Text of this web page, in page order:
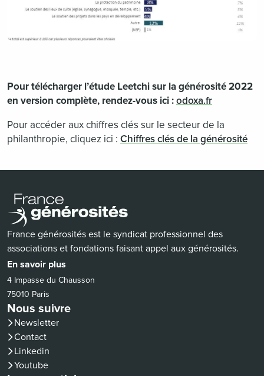
Pour télécharger l’étude Leetchi sur la générosité 2022
en version complète, rendez-vous ici :odoxa.fr
Pour accéder aux chiffres clés sur le secteur de la
philanthropie, cliquez ici : Chiffres clés de la générosité
France générosités est le syndicat professionnel des
associations et fondations faisant appel aux générosités.
En savoir plus
4 Impasse du Chausson
75010 Paris
Nous suivre
Newsletter
Contact
Linkedin
(nouvelle fenêtre)
Youtube
(nouvelle fenêtre)